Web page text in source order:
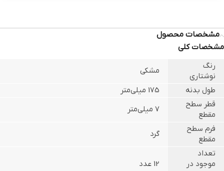
مشخصات محصول
مشخصات کلی
رنگ
نوشتاری
مشکی
طول بدنه
175 میلی‌متر
قطر سطح
مقطع
7 میلی‌متر
فرم سطح
مقطع
گرد
تعداد
موجود در
12 عدد